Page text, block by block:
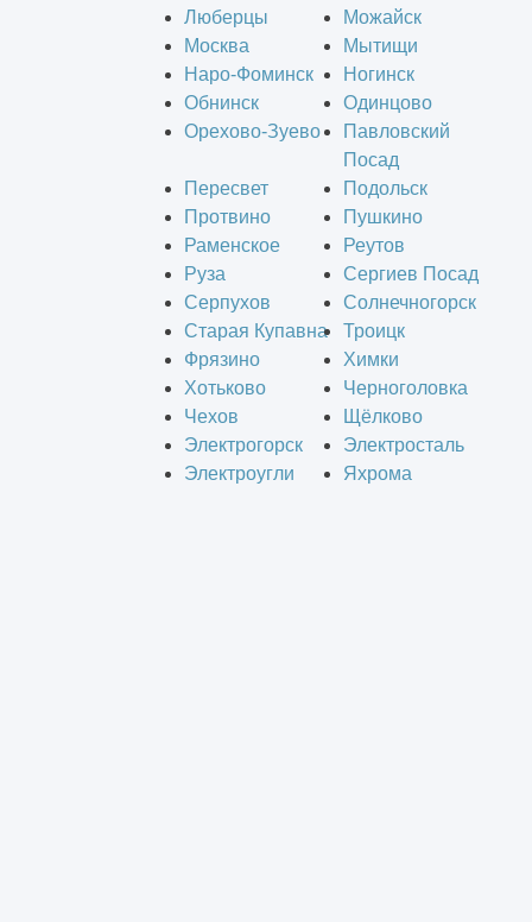
Люберцы
Можайск
Москва
Мытищи
Наро-Фоминск
Ногинск
Обнинск
Одинцово
Орехово-Зуево
Павловский
Посад
Пересвет
Подольск
Протвино
Пушкино
Раменское
Реутов
Руза
Сергиев Посад
Серпухов
Солнечногорск
Старая Купавна
Троицк
Фрязино
Химки
Хотьково
Черноголовка
Чехов
Щёлково
Электрогорск
Электросталь
Электроугли
Яхрома